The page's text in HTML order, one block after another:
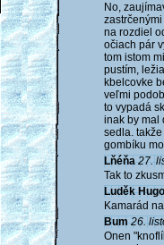
No,
na rozdiel
očiach pár
tom istom
pustím,
kbelcovke
veľmi
to vypadá
inak by mal
sedla.
gombíku
Lňéňa 27.
Tak to
Luděk
Kamarád
Bum 26.
Onen